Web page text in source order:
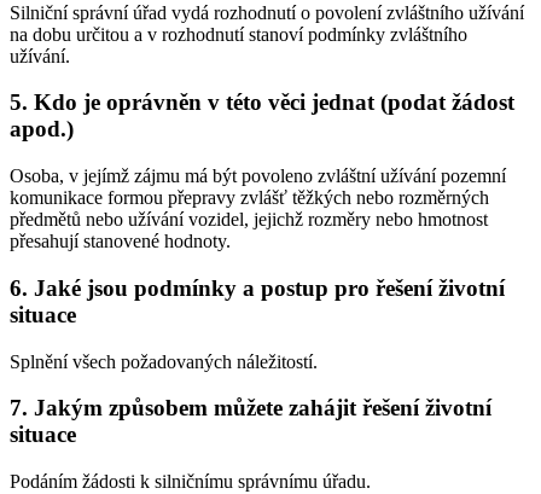
Silniční správní úřad vydá rozhodnutí o povolení zvláštního užívání
na dobu určitou a v rozhodnutí stanoví podmínky zvláštního
užívání.
5. Kdo je oprávněn v této věci jednat (podat žádost
apod.)
Osoba, v jejímž zájmu má být povoleno zvláštní užívání pozemní
komunikace formou přepravy zvlášť těžkých nebo rozměrných
předmětů nebo užívání vozidel, jejichž rozměry nebo hmotnost
přesahují stanovené hodnoty.
6. Jaké jsou podmínky a postup pro řešení životní
situace
Splnění všech požadovaných náležitostí.
7. Jakým způsobem můžete zahájit řešení životní
situace
Podáním žádosti k silničnímu správnímu úřadu.